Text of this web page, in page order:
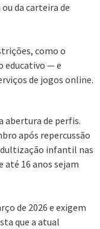
da carteira de
como o
educativo — e
de jogos online.
abertura de perfis.
após repercussão
infantil nas
até 16 anos sejam
de 2026 e exigem
que a atual